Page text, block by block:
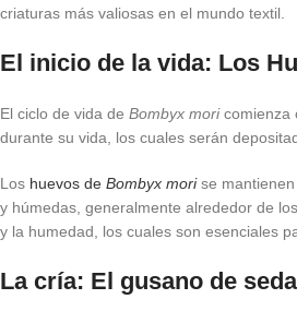
criaturas más valiosas en el mundo textil.
El inicio de la vida: Los
El ciclo de vida de Bombyx moricomienza
durante su vida, los cuales serán
Los huevos de Bombyx morise mantienen
y húmedas, generalmente alrededor de
y la humedad, los cuales son esenciales
La cría: El gusano de seda